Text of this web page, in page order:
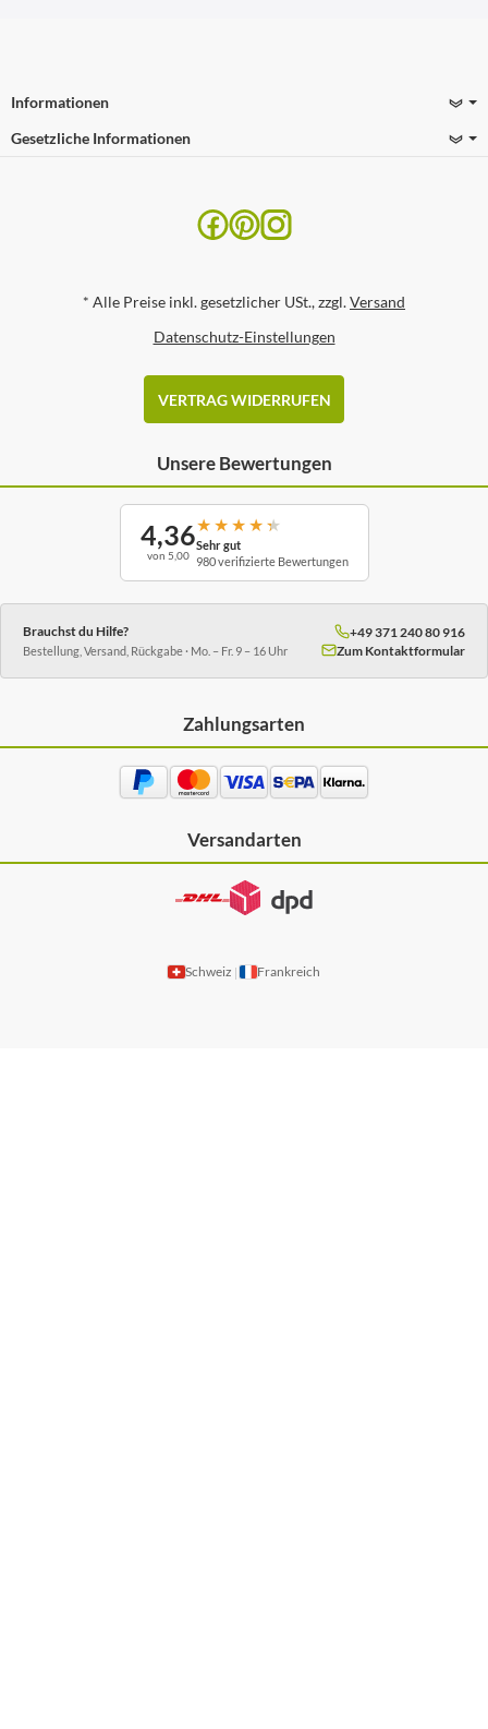
Informationen
Gesetzliche Informationen
* Alle Preise inkl. gesetzlicher USt., zzgl.Versand
Datenschutz-Einstellungen
VERTRAG WIDERRUFEN
Unsere Bewertungen
4,36
von 5,00
★ ★ ★ ★ ★
Sehr gut
980 verifizierte Bewertungen
Brauchst du Hilfe?
Bestellung, Versand, Rückgabe · Mo. – Fr. 9 – 16 Uhr
+49 371 240 80 916
Zum Kontaktformular
Zahlungsarten
Versandarten
Schweiz | Frankreich